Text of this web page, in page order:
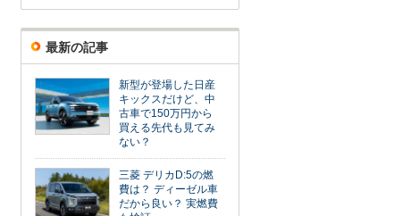
最新の記事
新型が登場した日産
キックスだけど、中
古車で150万円から
買える先代も見てみ
ない？
三菱 デリカD:5の燃
費は？ ディーゼル車
だから良い？ 実燃費